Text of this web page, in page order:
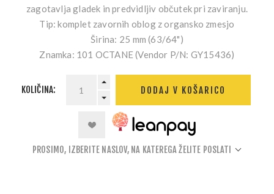
zagotavlja gladek in predvidljiv občutek pri zaviranju.
Tip: komplet zavornih oblog z organsko zmesjo
Širina: 25 mm (63/64")
Znamka: 101 OCTANE (Vendor P/N: GY15436)
KOLIČINA: DODAJ V KOŠARICO
PROSIMO, IZBERITE NASLOV, NA KATEREGA ŽELITE POSLATI